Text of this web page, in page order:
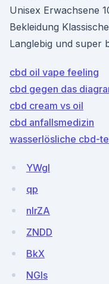
Unisex Erwachsene
Bekleidung
Langlebig und super
cbd oil vape feeling
cbd gegen das
cbd cream vs oil
cbd anfallsmedizin
wasserlösliche cbd-
YWgI
qp
nIrZA
ZNDD
BkX
NGIs